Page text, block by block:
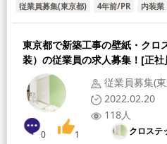
従業員募集(東京都) 4年前/PR 内装業
東京都で新築工事の壁紙・クロ
装）の従業員の求人募集！[正社
従業員募集(
2022.02.20
118人
クロステ
0 1